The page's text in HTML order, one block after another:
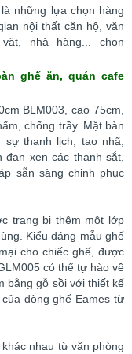
những lựa chọn hàng
nội thấtcăn hộ, văn
nhà hàng... chọn
ghế ăn, quán cafe
BLM003, cao 75cm,
chống trầy. Mặt bàn
thanh lịch, tao nhã,
xen các thanh sắt,
sẵn sàng chinh phục
trang bị thêm một lớp
Kiểu dáng mẫu ghế
cho chiếc ghế, được
có thể tự hào về
bằng gỗ sồi với thiết kế
dòng ghế Eames từ
nhau từ văn phòng